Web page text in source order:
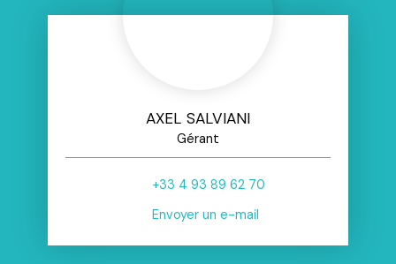
AXEL SALVIANI
Gérant
+33 4 93 89 62 70
Envoyer un e-mail